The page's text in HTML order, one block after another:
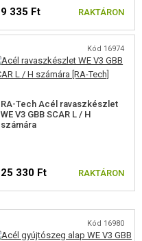
9 335 Ft RAKTÁRON
Kód 16974
RA-Tech Acél ravaszkészlet
WE V3 GBB SCAR L / H
számára
25 330 Ft RAKTÁRON
Kód 16980